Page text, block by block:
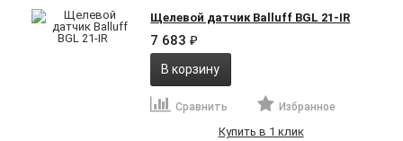
Щелевой датчик Balluff BGL 21-IR
7 683₽
В корзину
Сравнить Избранное
Купить в 1 клик